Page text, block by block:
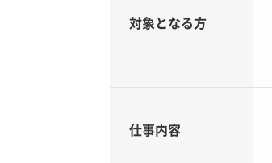
対象となる方
仕事内容